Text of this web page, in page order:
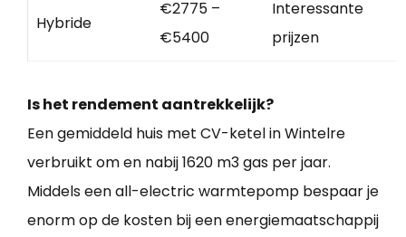
Hybride
€2775 –
€5400
Interessante
prijzen
Is het rendement aantrekkelijk?
Een gemiddeld huis met CV-ketel in Wintelre
verbruikt om en nabij 1620 m3 gas per jaar.
Middels een all-electric warmtepomp bespaar je
enorm op de kosten bij een energiemaatschappij